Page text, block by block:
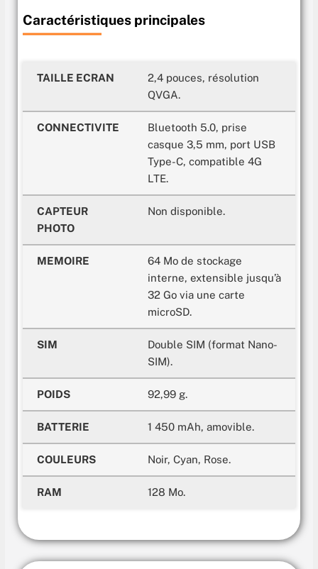
Caractéristiques principales
TAILLE ECRAN
2,4 pouces, résolution
QVGA.
CONNECTIVITE
Bluetooth 5.0, prise
casque 3,5 mm, port USB
Type-C, compatible 4G
LTE.
CAPTEUR
PHOTO
Non disponible.
MEMOIRE
64 Mo de stockage
interne, extensible jusqu’à
32 Go via une carte
microSD.
SIM
Double SIM (format Nano-
SIM).
POIDS 92,99 g.
BATTERIE 1 450 mAh, amovible.
COULEURS Noir, Cyan, Rose.
RAM 128 Mo.